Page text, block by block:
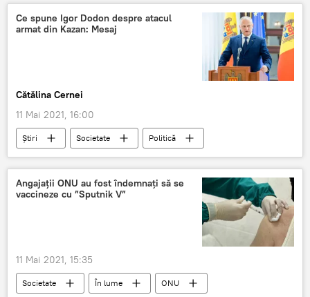
Ce spune Igor Dodon despre atacul
armat din Kazan: Mesaj
Cătălina Cernei
11 Mai 2021, 16:00
Știri Societate
Politică
Dodon
Igor Dodon mesaj
Angajații ONU au fost îndemnați să se
vaccineze cu ”Sputnik V”
11 Mai 2021, 15:35
Societate În lume
ONU